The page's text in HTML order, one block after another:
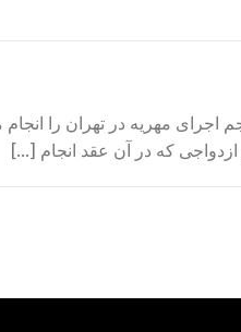
که در آن عقد انجام […]